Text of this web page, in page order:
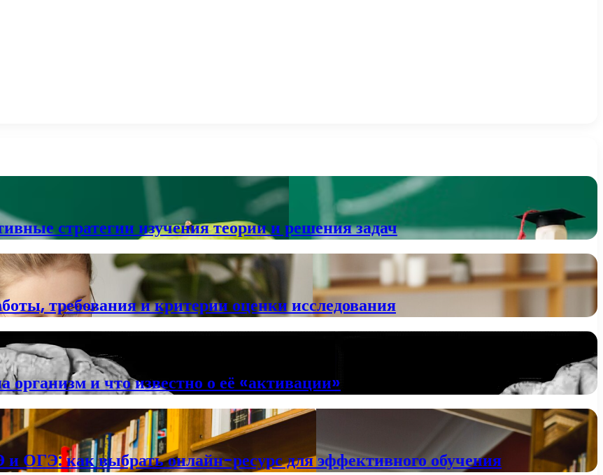
стратегии изучения теории и решения задач
требования и критерии оценки исследования
и что известно о её «активации»
ОГЭ: как выбрать онлайн-ресурс для эффективного обучения